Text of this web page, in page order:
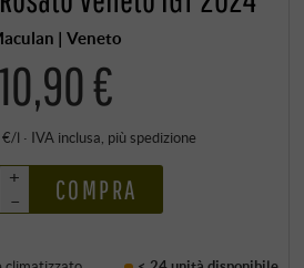
| Veneto
10,90 €
€/l · IVA inclusa , più spedizione
+
–
COMPRA